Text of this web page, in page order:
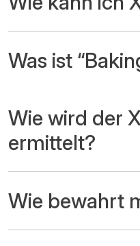
Was ist
Wie wird der
ermittelt?
Wie bewahrt